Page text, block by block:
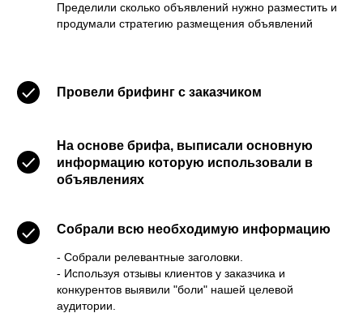
Пределили сколько объявлений нужно разместить и
продумали стратегию размещения объявлений
Провели брифинг с заказчиком
На основе брифа, выписали основную
информацию которую использовали в
объявлениях
Собрали всю необходимую информацию
- Собрали релевантные заголовки.
- Используя отзывы клиентов у заказчика и
конкурентов выявили "боли" нашей целевой
аудитории.